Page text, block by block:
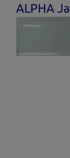
ALPHA